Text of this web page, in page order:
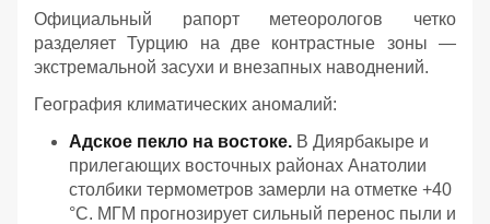
Официальный рапорт метеорологов четко
разделяет Турцию на две контрастные зоны —
экстремальной засухи и внезапных наводнений.
География климатических аномалий:
Адское пекло на востоке. В Диярбакыре и
прилегающих восточных районах Анатолии
столбики термометров замерли на отметке +40
°C. МГМ прогнозирует сильный перенос пыли и